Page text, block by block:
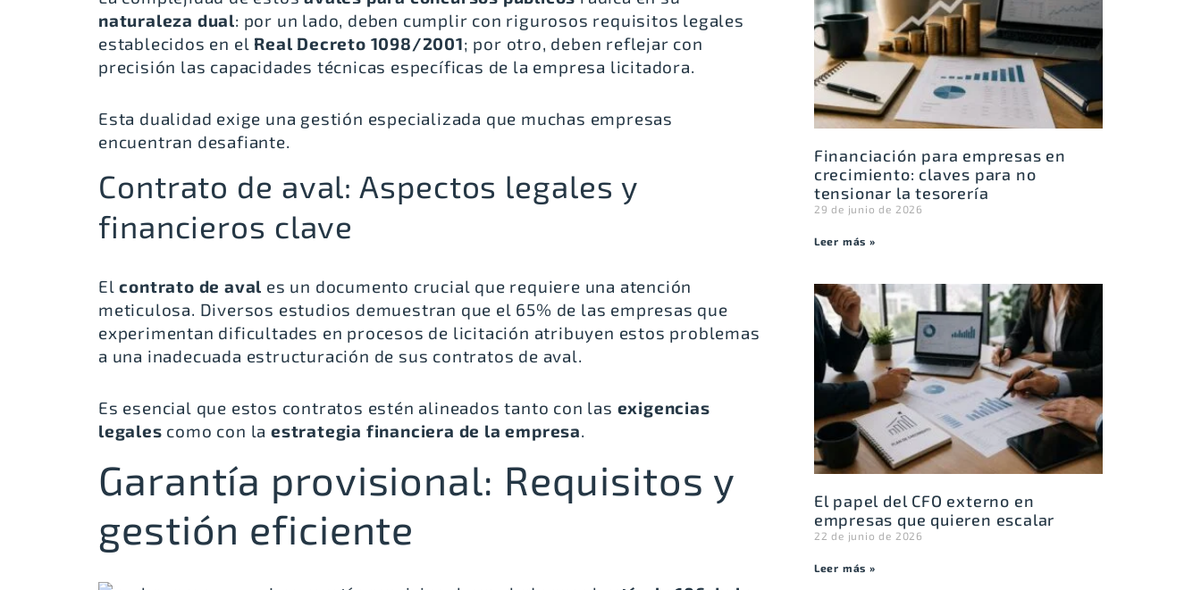
naturaleza dual: por un lado, deben cumplir con rigurosos requisitos legales
establecidos en el Real Decreto 1098/2001; por otro, deben reflejar con
precisión las capacidades técnicas específicas de la empresa licitadora.
Esta dualidad exige una gestión especializada que muchas empresas
encuentran desafiante.
Contrato de aval: Aspectos legales y
financieros clave
Elcontrato de aval es un documento crucial que requiere una atención
meticulosa. Diversos estudios demuestran que el 65% de las empresas que
experimentan dificultades en procesos de licitación atribuyen estos problemas
a una inadecuada estructuración de sus contratos de aval.
Es esencial que estos contratos estén alineados tanto con las exigencias
legales como con laestrategia financiera de la empresa.
Garantía provisional: Requisitos y
gestión eficiente
Financiación para empresas en
crecimiento: claves para no
tensionar la tesorería
29 de junio de 2026
Leer más »
El papel del CFO externo en
empresas que quieren escalar
22 de junio de 2026
Leer más »